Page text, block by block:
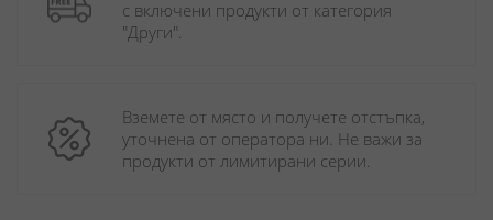
с включени продукти от категория
"Други".
Вземете от място и получете отстъпка,
уточнена от оператора ни. Не важи за
продукти от лимитирани серии.